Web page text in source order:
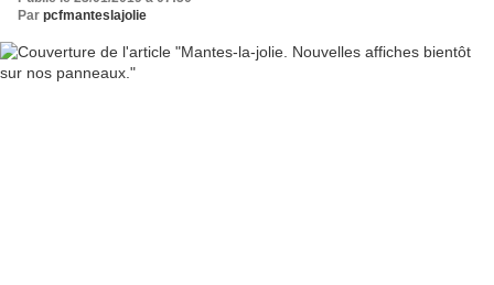
Par pcfmanteslajolie